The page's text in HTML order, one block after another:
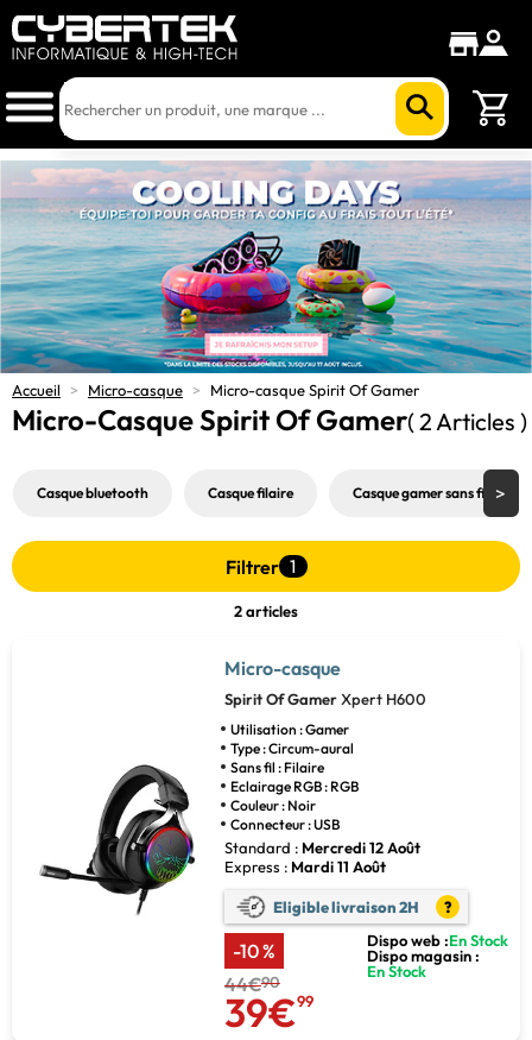
Accueil > Micro-casque > Micro-casque Spirit Of Gamer
Micro-Casque Spirit Of Gamer( 2 Articles )
Casque bluetooth Casque filaire Casque gamer sans fil
Filtrer 1
2 articles
Micro-casque
Spirit Of GamerXpert H600
Utilisation : Gamer
Type : Circum-aural
Sans fil : Filaire
Eclairage RGB : RGB
Couleur : Noir
Connecteur : USB
Standard : Mercredi 12 Août
Express : Mardi 11 Août
Eligible livraison 2H ?
-10 %
44€90
39€99
Dispo web :En Stock
Dispo magasin :
En Stock